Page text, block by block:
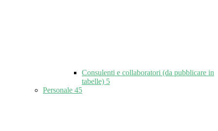
Consulenti e collaboratori (da pubblicare in
tabelle) 5
Personale 45